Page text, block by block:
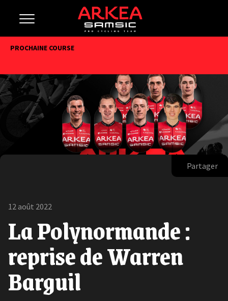
PROCHAINE COURSE
Partager
12 août 2022
La Polynormande :
reprise de Warren
Barguil